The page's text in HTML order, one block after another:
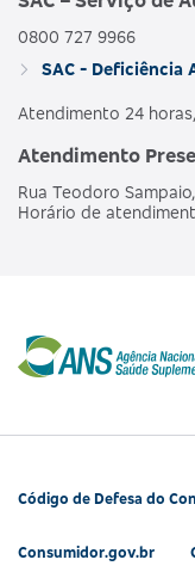
0800 727 9966
SAC - Deficiência
Atendimento 24
Atendimento
Rua Teodoro
Horário de
Código de Defesa do
Consumidor.gov.br